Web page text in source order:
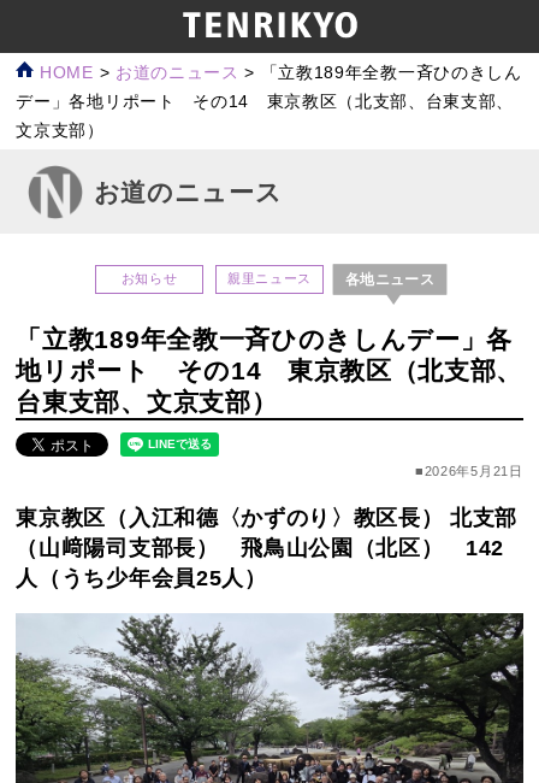
HOME > お道のニュース >
「立教189年全教一斉ひのきしん
デー」各地リポート その14 東京教区（北支部、台東支部、
文京支部）
お道のニュース
お知らせ 親里ニュース 各地ニュース
「立教189年全教一斉ひのきしんデー」各
地リポート その14 東京教区（北支部、
台東支部、文京支部）
■2026年5月21日
東京教区（入江和德〈かずのり〉教区長） 北支部
（山﨑陽司支部長） 飛鳥山公園（北区） 142
人（うち少年会員25人）